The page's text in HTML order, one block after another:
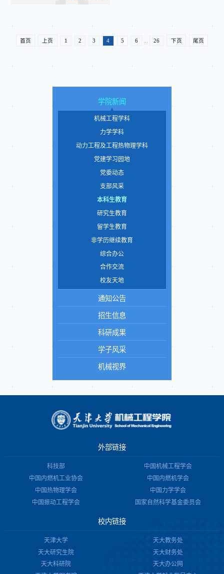
首页 上页 1 2 3 4 5 6 26 下页 尾页
学院新闻
机械工程学科
力学学科
动力工程及工程热物理学科
党建学习园地
党委动态
支部风采
本科生教育
研究生教育
留学生教育
非学历继续教育
综合办公
合作交流
校友天地
通知公告
招生信息
科研成果
学子风采
机械视界
外部链接
科技部
中国机械工程学会
中国内燃机工业协会
中国内燃机学会
中国热物理学会
中国力学学会
中国振动工程学会
国家自然科学基金委员会
校内链接
天津大学
天大教务处
天大研究生院
天大财务处
天大科研院
天大办公网